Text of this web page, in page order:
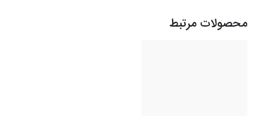
محصولات مرتبط